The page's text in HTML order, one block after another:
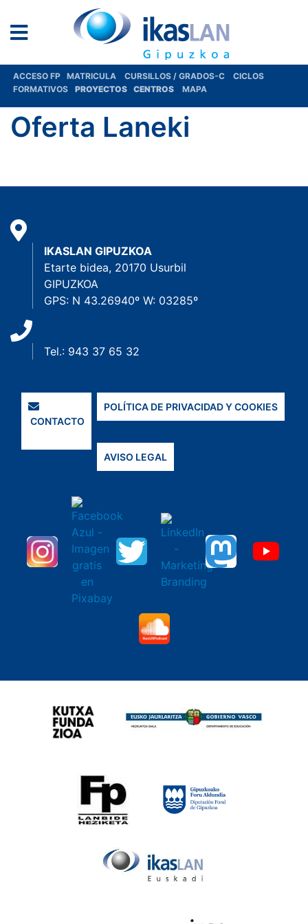
ACCESO FP MATRICULA CURSILLOS / GRADOS-C
CICLOS
FORMATIVOS
PROYECTOS CENTROS MAPA
Oferta Laneki
IKASLAN GIPUZKOA
Etarte bidea, 20170 Usurbil
GIPUZKOA
GPS: N 43.26940º W: 03285º
Tel.: 943 37 65 32
CONTACTO
POLÍTICA DE PRIVACIDAD Y COOKIES
AVISO LEGAL